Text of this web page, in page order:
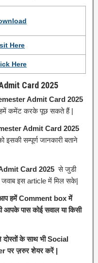
Here
Here
Card 2025
Admit Card 2025
हमें कमेंट करके पूछ सकते हैं |
Admit Card 2025
इसकी सम्पूर्ण जानकारी बताने
Card 2025से जुडी
जवाब इस article में मिल सके|
आप हमें Comment box में
पास कोई सवाल या किसी
दोस्तों के साथ भी Social
पर ज़रुर शेयर करें |